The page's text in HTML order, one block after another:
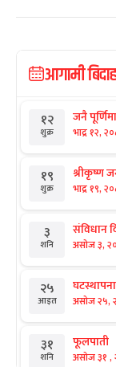
आगामी
१२
शुक्र
जनै पूर्णिमा
भाद्र १२,
१९
शुक्र
श्रीकृष्ण
भाद्र १९,
३
शनि
संविधान
असोज ३,
२५
आइत
घटस्थापना
असोज २५,
३१
शनि
फूलपाती
असोज ३१ ,